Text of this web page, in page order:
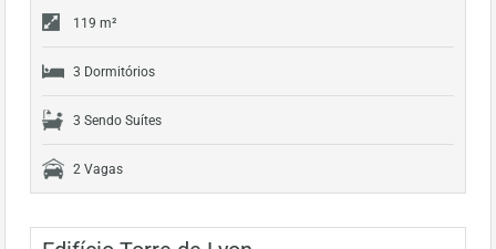
119 m²
3 Dormitórios
3 Sendo Suítes
2 Vagas